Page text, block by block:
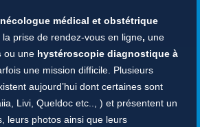
médical et obstétrique
la prise de rendez-vous en ligne, une
ou une hystéroscopie diagnostique à
une mission difficile. Plusieurs
aujourd’hui dont certaines sont
Livi, Queldoc etc.., ) et présentent un
leurs photos ainsi que leurs